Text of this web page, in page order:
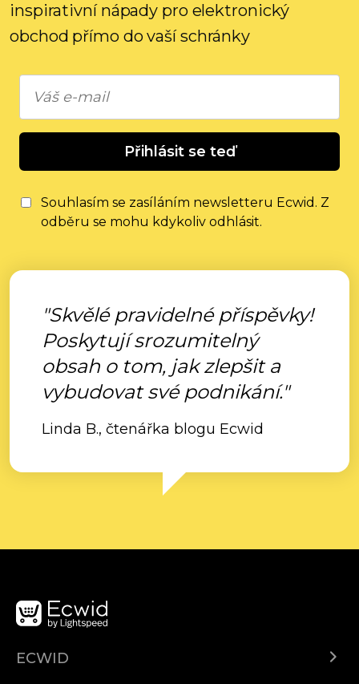
inspirativní nápady pro elektronický
obchod přímo do vaší schránky
Přihlásit se teď
Souhlasím se zasíláním newsletteru Ecwid. Z
odběru se mohu kdykoliv odhlásit.
"Skvělé pravidelné příspěvky!
Poskytují srozumitelný
obsah o tom, jak zlepšit a
vybudovat své podnikání."
Linda B., čtenářka blogu Ecwid
ECWID